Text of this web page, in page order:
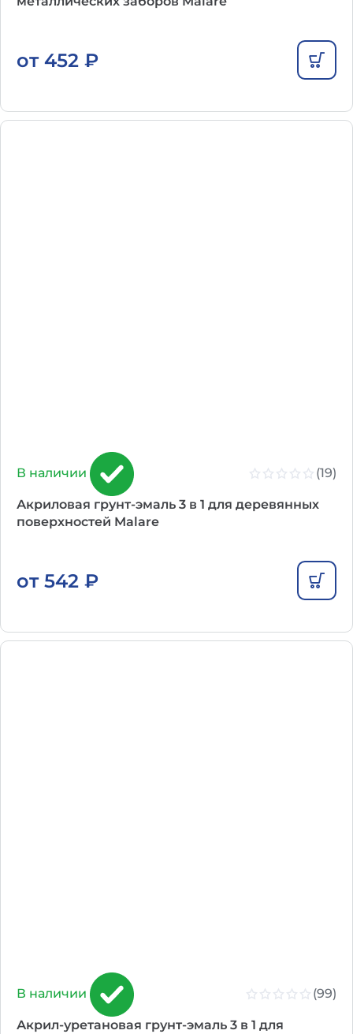
от 452 ₽
В наличии (19)
Акриловая грунт-эмаль 3 в 1 для деревянных
поверхностей Malare
от 542 ₽
В наличии (99)
Акрил-уретановая грунт-эмаль 3 в 1 для